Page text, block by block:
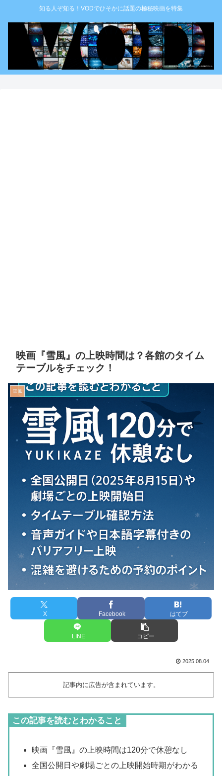
知る人ぞ知る！VODでひそかに話題の極秘映画を特集
映画『雪風』の上映時間は？各館のタイム
テーブルをチェック！
雪風
X Facebook はてブ
LINE コピー
2025.08.04
記事内に広告が含まれています。
この記事を読むとわかること
映画『雪風』の上映時間は120分で休憩なし
全国公開日や劇場ごとの上映開始時期がわかる